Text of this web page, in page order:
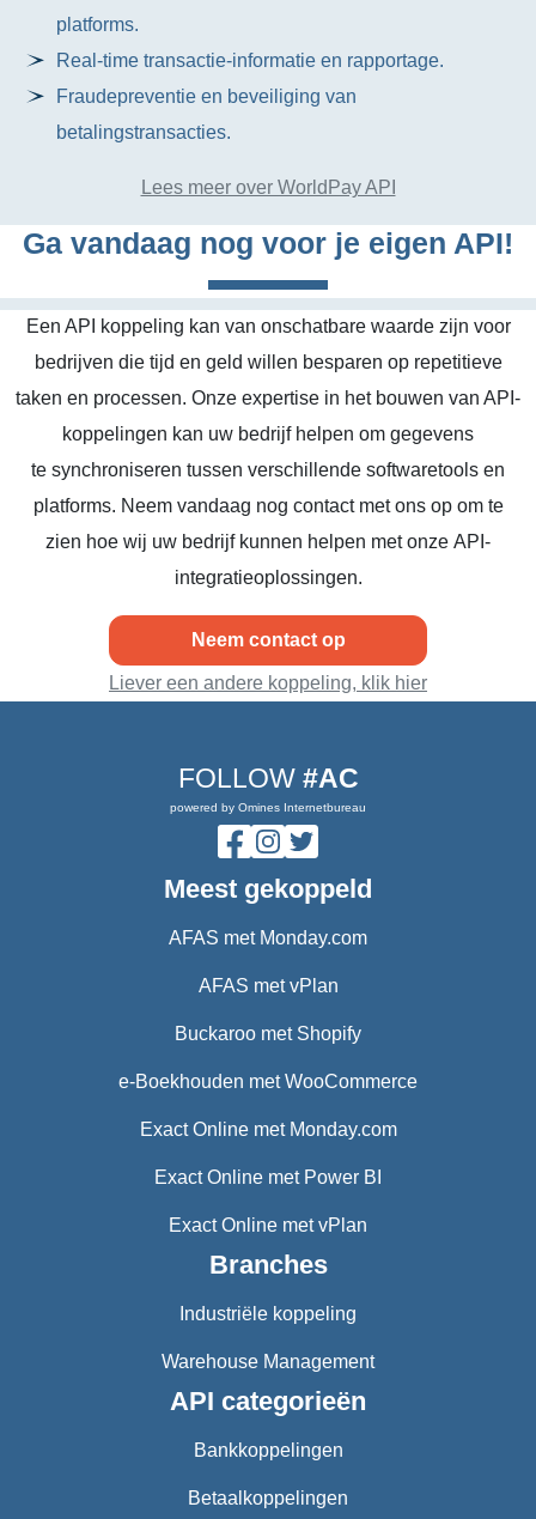
platforms.
Real-time transactie-informatie en rapportage.
Fraudepreventie en beveiliging van
betalingstransacties.
Lees meer over WorldPay API
Ga vandaag nog voor je eigen API!
Een API koppeling kan van onschatbare waarde zijn voor
bedrijven die tijd en geld willen besparen op repetitieve
taken en processen. Onze expertise in het bouwen van API-
koppelingen kan uw bedrijf helpen om gegevens
te synchroniseren tussen verschillende softwaretools en
platforms. Neem vandaag nog contact met ons op om te
zien hoe wij uw bedrijf kunnen helpen met onze API-
integratieoplossingen.
Neem contact op
Liever een andere koppeling, klik hier
FOLLOW #AC
powered by Omines Internetbureau
Meest gekoppeld
AFAS met Monday.com
AFAS met vPlan
Buckaroo met Shopify
e-Boekhouden met WooCommerce
Exact Online met Monday.com
Exact Online met Power BI
Exact Online met vPlan
Branches
Industriële koppeling
Warehouse Management
API categorieën
Bankkoppelingen
Betaalkoppelingen